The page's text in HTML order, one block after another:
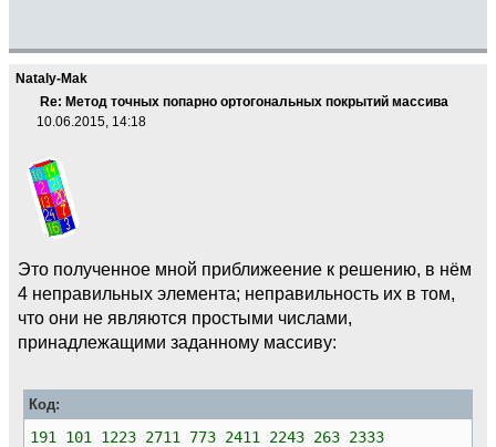
Nataly-Mak
Re: Метод точных попарно ортогональных покрытий массива
10.06.2015, 14:18
Это полученное мной приближеение к решению, в нём
4 неправильных элемента; неправильность их в том,
что они не являются простыми числами,
принадлежащими заданному массиву:
Код:
191 101 1223 2711 773 2411 2243 263 2333